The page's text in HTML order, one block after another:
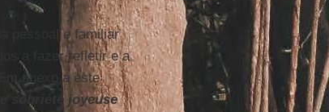
pessoal e familiar
a fazer refletir e a
anexo a este
sobriété joyeuse